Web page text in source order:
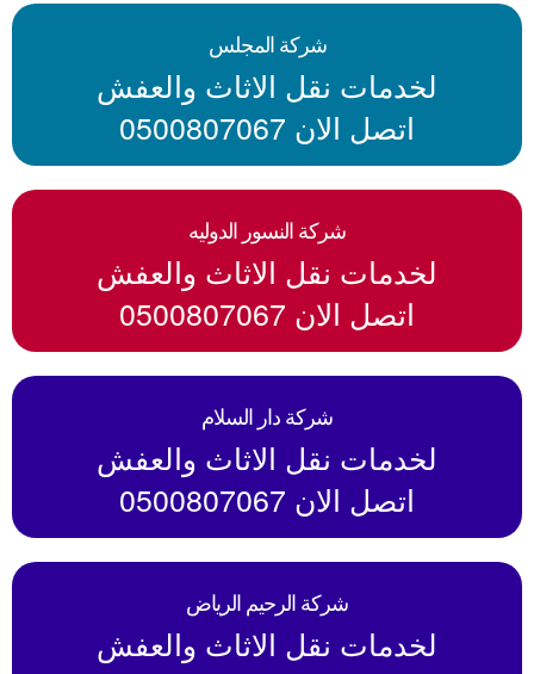
شركة المجلس
لخدمات نقل الاثاث والعفش
اتصل الان 0500807067
شركة النسور الدوليه
لخدمات نقل الاثاث والعفش
اتصل الان 0500807067
شركة دار السلام
لخدمات نقل الاثاث والعفش
اتصل الان 0500807067
شركة الرحيم الرياض
لخدمات نقل الاثاث والعفش